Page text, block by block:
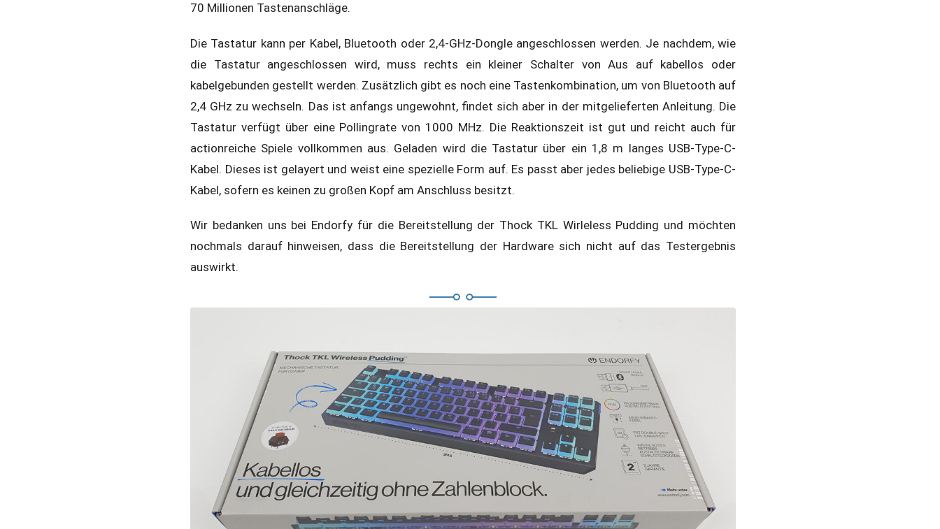
70 Millionen Tastenanschläge.
Die Tastatur kann per Kabel, Bluetooth oder 2,4-GHz-Dongle angeschlossen werden. Je nachdem, wie
die Tastatur angeschlossen wird, muss rechts ein kleiner Schalter von Aus auf kabellos oder
kabelgebunden gestellt werden. Zusätzlich gibt es noch eine Tastenkombination, um von Bluetooth auf
2,4 GHz zu wechseln. Das ist anfangs ungewohnt, findet sich aber in der mitgelieferten Anleitung. Die
Tastatur verfügt über eine Pollingrate von 1000 MHz. Die Reaktionszeit ist gut und reicht auch für
actionreiche Spiele vollkommen aus. Geladen wird die Tastatur über ein 1,8 m langes USB-Type-C-
Kabel. Dieses ist gelayert und weist eine spezielle Form auf. Es passt aber jedes beliebige USB-Type-C-
Kabel, sofern es keinen zu großen Kopf am Anschluss besitzt.
Wir bedanken uns bei Endorfy für die Bereitstellung der Thock TKL Wirleless Pudding und möchten
nochmals darauf hinweisen, dass die Bereitstellung der Hardware sich nicht auf das Testergebnis
auswirkt.